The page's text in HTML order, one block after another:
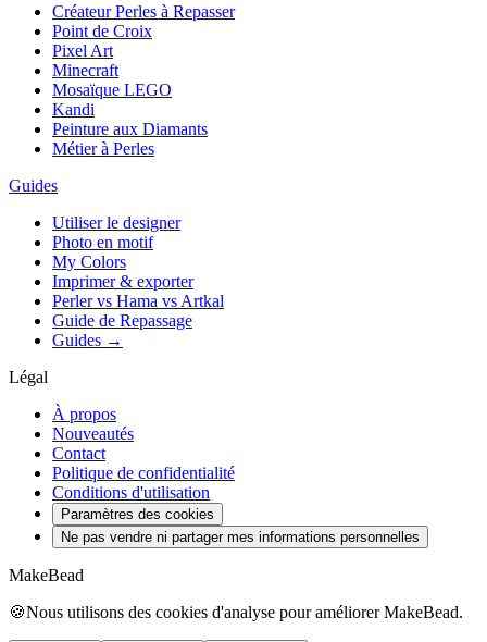
Créateur Perles à Repasser
Point de Croix
Pixel Art
Minecraft
Mosaïque LEGO
Kandi
Peinture aux Diamants
Métier à Perles
Guides
Utiliser le designer
Photo en motif
My Colors
Imprimer & exporter
Perler vs Hama vs Artkal
Guide de Repassage
Guides →
Légal
À propos
Nouveautés
Contact
Politique de confidentialité
Conditions d'utilisation
Paramètres des cookies
Ne pas vendre ni partager mes informations personnelles
MakeBead
🍪Nous utilisons des cookies d'analyse pour améliorer MakeBead.